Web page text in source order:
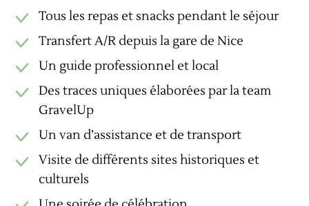
Tous les repas et snacks pendant le séjour
Transfert A/R depuis la gare de Nice
Un guide professionnel et local
Des traces uniques élaborées par la team
GravelUp
Un van d’assistance et de transport
Visite de différents sites historiques et
culturels